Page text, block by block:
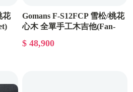
花
Gomans F-S12FCP 雪松/桃花
心木 全單手工木吉他(Fan-
$ 48,900